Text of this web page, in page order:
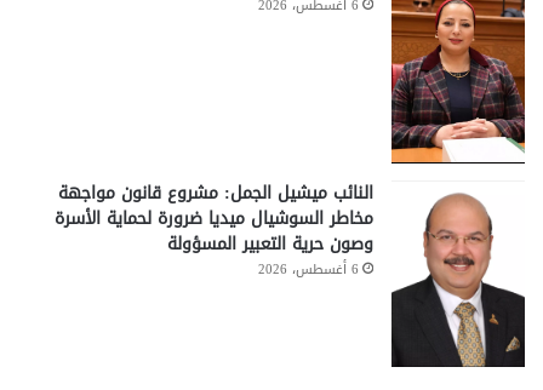
6 أغسطس، 2026
النائب ميشيل الجمل: مشروع قانون مواجهة
مخاطر السوشيال ميديا ضرورة لحماية الأسرة
وصون حرية التعبير المسؤولة
6 أغسطس، 2026